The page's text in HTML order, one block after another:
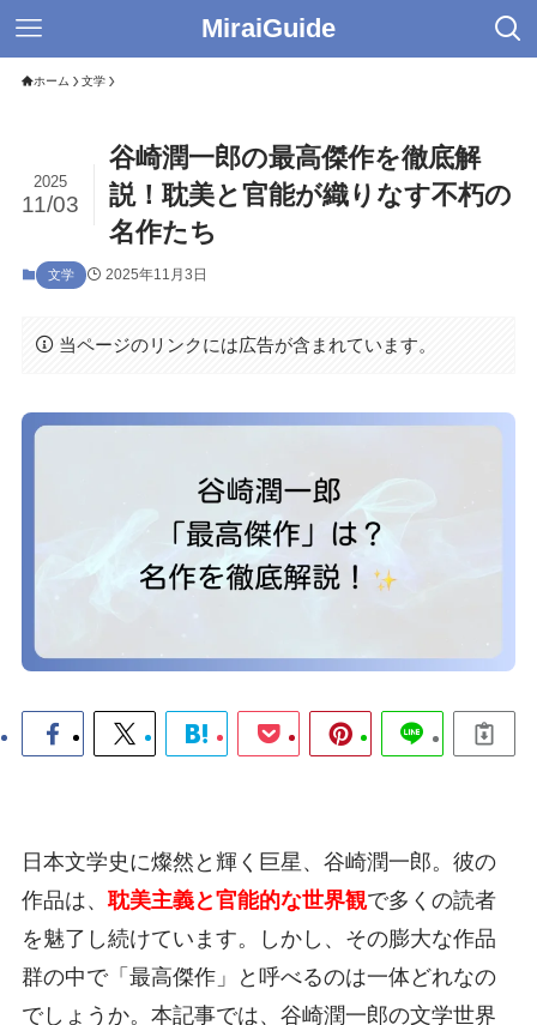
MiraiGuide
ホーム 文学
谷崎潤一郎の最高傑作を徹底解
説！耽美と官能が織りなす不朽の
名作たち
2025
11/03
文学 2025年11月3日
当ページのリンクには広告が含まれています。
日本文学史に燦然と輝く巨星、谷崎潤一郎。彼の
作品は、 耽美主義と官能的な世界観で多くの読者
を魅了し続けています。しかし、その膨大な作品
群の中で「最高傑作」と呼べるのは一体どれなの
でしょうか。本記事では、谷崎潤一郎の文学世界